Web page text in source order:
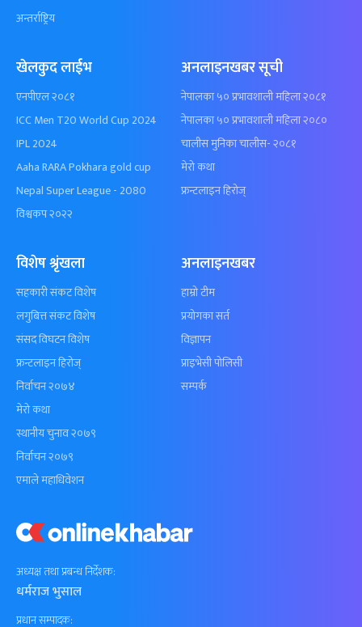
अध्यक्ष तथा प्रबन्ध निर्देशक:
धर्मराज भुसाल
प्रधान सम्पादक:
अन्तर्राष्ट्रिय
खेलकुद लाईभ
एनपीएल २०८१
ICC Men T20 World Cup 2024
IPL 2024
Aaha RARA Pokhara gold cup
Nepal Super League - 2080
विश्वकप २०२२
अनलाइनखबर सूची
नेपालका ५० प्रभावशाली महिला २०८१
नेपालका ५० प्रभावशाली महिला २०८०
चालीस मुनिका चालीस- २०८१
मेरो कथा
फ्रन्टलाइन हिरोज्
विशेष श्रृंखला
सहकारी संकट विशेष
लगुबित्त संकट विशेष
संसद विघटन विशेष
फ्रन्टलाइन हिरोज्
निर्वाचन २०७४
मेरो कथा
स्थानीय चुनाव २०७९
निर्वाचन २०७९
एमाले महाधिवेशन
अनलाइनखबर
हाम्रो टीम
प्रयोगका सर्त
विज्ञापन
प्राइभेसी पोलिसी
सम्पर्क